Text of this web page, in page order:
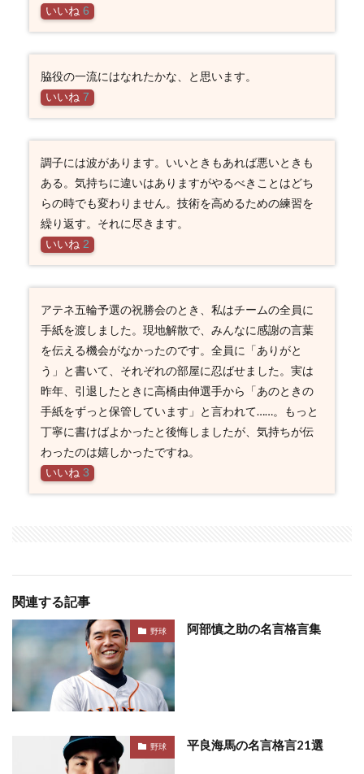
いいね 6
脇役の一流にはなれたかな、と思います。
いいね 7
調子には波があります。いいときもあれば悪いときも
ある。気持ちに違いはありますがやるべきことはどち
らの時でも変わりません。技術を高めるための練習を
繰り返す。それに尽きます。
いいね 2
アテネ五輪予選の祝勝会のとき、私はチームの全員に
手紙を渡しました。現地解散で、みんなに感謝の言葉
を伝える機会がなかったのです。全員に「ありがと
う」と書いて、それぞれの部屋に忍ばせました。実は
昨年、引退したときに高橋由伸選手から「あのときの
手紙をずっと保管しています」と言われて……。もっと
丁寧に書けばよかったと後悔しましたが、気持ちが伝
わったのは嬉しかったですね。
いいね 3
関連する記事
野球 阿部慎之助の名言格言集
野球 平良海馬の名言格言21選